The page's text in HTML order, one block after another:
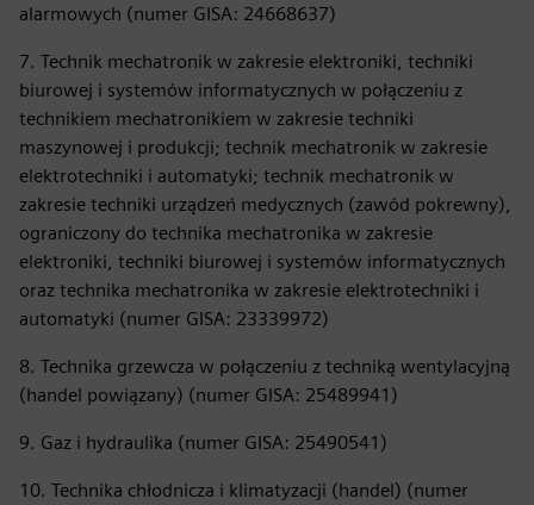
alarmowych (numer GISA: 24668637)
7. Technik mechatronik w zakresie elektroniki, techniki
biurowej i systemów informatycznych w połączeniu z
technikiem mechatronikiem w zakresie techniki
maszynowej i produkcji; technik mechatronik w zakresie
elektrotechniki i automatyki; technik mechatronik w
zakresie techniki urządzeń medycznych (zawód pokrewny),
ograniczony do technika mechatronika w zakresie
elektroniki, techniki biurowej i systemów informatycznych
oraz technika mechatronika w zakresie elektrotechniki i
automatyki (numer GISA: 23339972)
8. Technika grzewcza w połączeniu z techniką wentylacyjną
(handel powiązany) (numer GISA: 25489941)
9. Gaz i hydraulika (numer GISA: 25490541)
10. Technika chłodnicza i klimatyzacji (handel) (numer